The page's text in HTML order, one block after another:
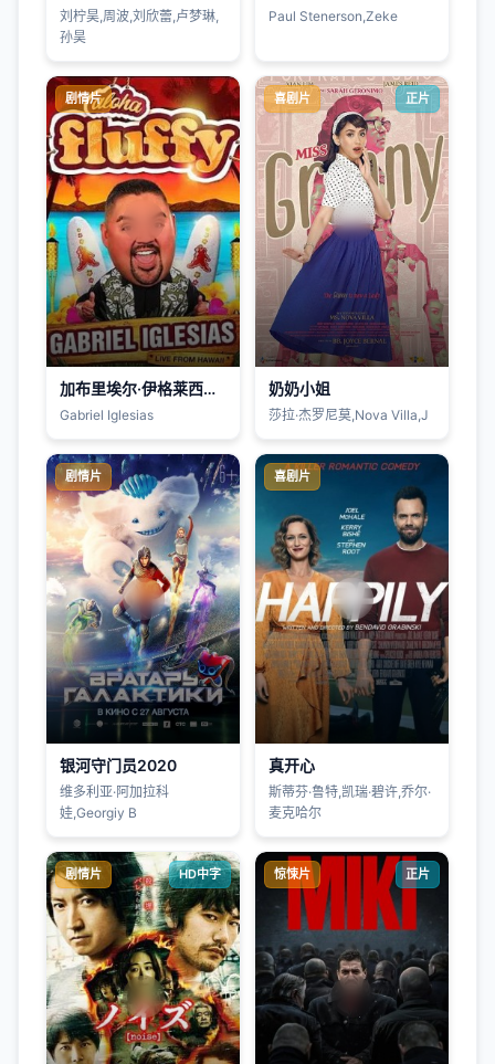
刘柠昊,周波,刘欣蕾,卢梦琳,
孙昊
Paul Stenerson,Zeke
剧情片
加布里埃尔·伊格莱西亚斯：Aloha Fluffy
Gabriel Iglesias
喜剧片 正片
奶奶小姐
莎拉·杰罗尼莫,Nova Villa,J
剧情片
银河守门员2020
维多利亚·阿加拉科
娃,Georgiy B
喜剧片
真开心
斯蒂芬·鲁特,凯瑞·碧许,乔尔·
麦克哈尔
剧情片 HD中字 惊悚片 正片